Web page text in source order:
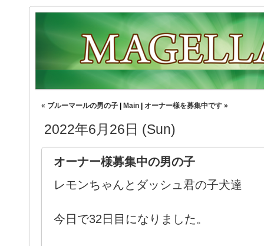
« ブルーマールの男の子 Main オーナー様を募集中です »
2022年6月26日 (Sun)
オーナー様募集中の男の子
レモンちゃんとダッシュ君の子犬達
今日で32日目になりました。